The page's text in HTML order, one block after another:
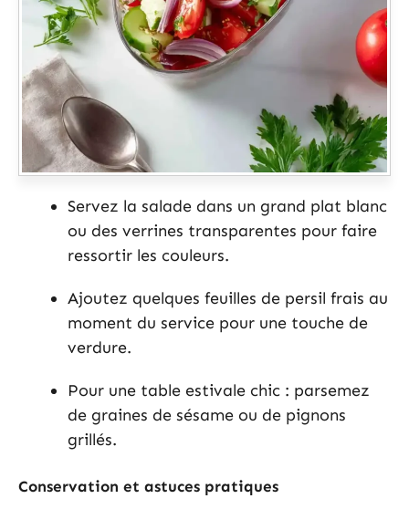
Servez la salade dans un grand plat blanc
ou des verrines transparentes pour faire
ressortir les couleurs.
Ajoutez quelques feuilles de persil frais au
moment du service pour une touche de
verdure.
Pour une table estivale chic : parsemez
de graines de sésame ou de pignons
grillés.
Conservation et astuces pratiques